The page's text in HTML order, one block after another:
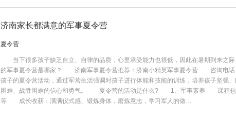
济南家长都满意的军事夏令营
夏令营
当下很多孩子缺乏自立、自律的品质，心里承受能力也很低，因此在暑期到来之际
的军事夏令营是哪家？ 济南军事夏令营推荐：济南小精英军事夏令营 咨询电
孩子的夏令营活动，通过军营生活强调对孩子进行体能和技能的训练，培养孩子坚强
困难、战胜困难的信心和勇气。 夏令营的活动是什么? 1、军事素养 课程包含
等 成长收获：满满仪式感、锻炼身体，磨炼意志，学习军人的做…